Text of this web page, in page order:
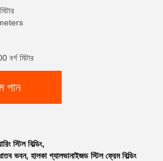
বর্গ মিটার
পান
স্টিল বিল্ডিং,
ভবন, হালকা গ্যালভানাইজড স্টিল ফ্রেম বিল্ডিং